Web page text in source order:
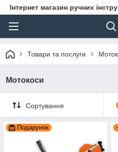
Інтернет магазин ручних
Товари та послуги
Мотокоси
Сортування
Подарунок